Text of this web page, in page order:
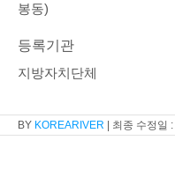
봉동)
등록기관
지방자치단체
KOREARIVER